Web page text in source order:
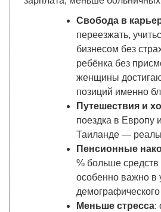
Свобода в
переезжать,
бизнесом без
ребёнка без
женщины
позиций именно
Путешествия и
поездка в Европу
Таиланде —
Пенсионные
% больше средств
особенно важно в
Меньше стресса: